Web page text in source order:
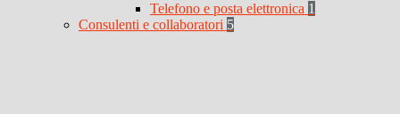
Telefono e posta elettronica 1
Consulenti e collaboratori 5